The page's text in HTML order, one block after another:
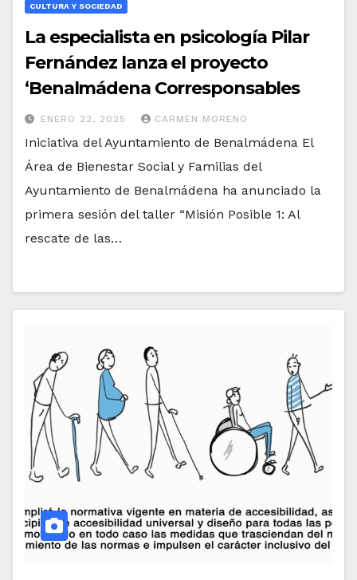
CULTURA Y SOCIEDAD
La especialista en psicología Pilar
Fernández lanza el proyecto
‘Benalmádena Corresponsables
ENERO 22, 2025 CARMEN MORENO
Iniciativa del Ayuntamiento de Benalmádena El
Área de Bienestar Social y Familias del
Ayuntamiento de Benalmádena ha anunciado la
primera sesión del taller “Misión Posible 1: Al
rescate de las…